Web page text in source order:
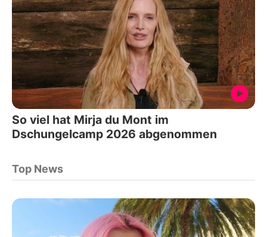
So viel hat Mirja du Mont im
Dschungelcamp 2026 abgenommen
Top News